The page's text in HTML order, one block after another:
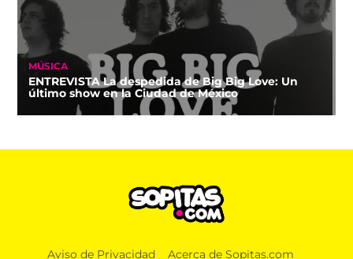
MÚSICA
ENTREVISTA La despedida de Big Big Love: Un
último show en la Ciudad de México
Aviso de Privacidad Acerca de Sopitas.com